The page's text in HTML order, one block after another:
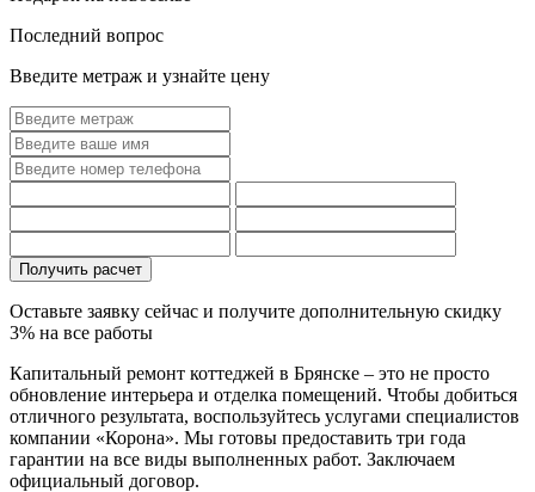
Последний вопрос
Введите метраж и узнайте цену
Оставьте заявку сейчас и получите дополнительную скидку
3% на все работы
Капитальный ремонт коттеджей в Брянске – это не просто
обновление интерьера и отделка помещений. Чтобы добиться
отличного результата, воспользуйтесь услугами специалистов
компании «Корона». Мы готовы предоставить три года
гарантии на все виды выполненных работ. Заключаем
официальный договор.